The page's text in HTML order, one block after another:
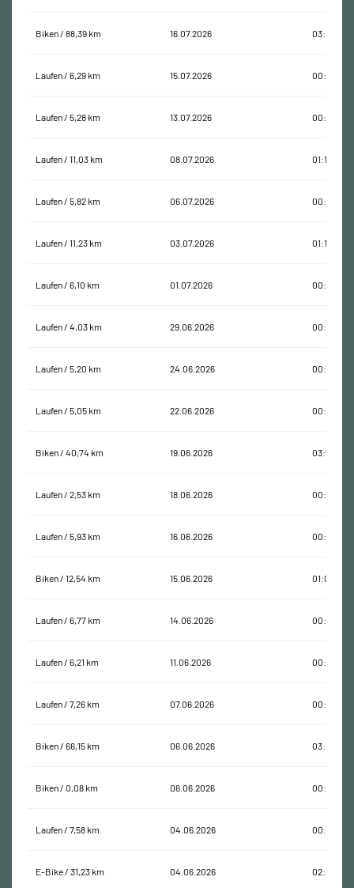
Biken / 88,39 km 16.07.2026 03:39:52
Laufen / 6,29 km 15.07.2026 00:44:18
Laufen / 5,28 km 13.07.2026 00:39:02
Laufen / 11,03 km 08.07.2026 01:19:09
Laufen / 5,82 km 06.07.2026 00:38:15
Laufen / 11,23 km 03.07.2026 01:16:35
Laufen / 6,10 km 01.07.2026 00:41:05
Laufen / 4,03 km 29.06.2026 00:31:59
Laufen / 5,20 km 24.06.2026 00:35:04
Laufen / 5,05 km 22.06.2026 00:35:40
Biken / 40,74 km 19.06.2026 03:50:04
Laufen / 2,53 km 18.06.2026 00:18:34
Laufen / 5,93 km 16.06.2026 00:45:03
Biken / 12,54 km 15.06.2026 01:06:18
Laufen / 6,77 km 14.06.2026 00:54:10
Laufen / 6,21 km 11.06.2026 00:42:29
Laufen / 7,26 km 07.06.2026 00:51:39
Biken / 66,15 km 06.06.2026 03:13:50
Biken / 0,08 km 06.06.2026 00:00:18
Laufen / 7,58 km 04.06.2026 00:58:30
E-Bike / 31,23 km 04.06.2026 02:09:45